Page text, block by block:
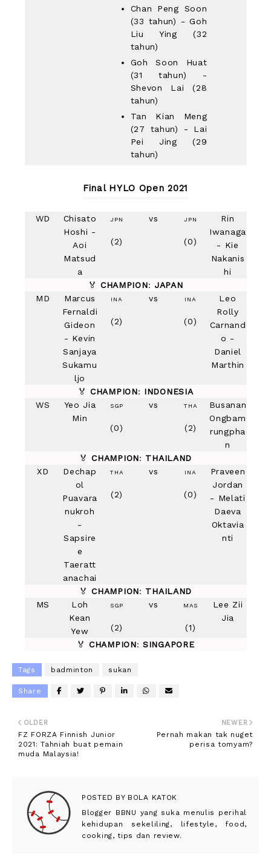
Chan Peng Soon
(33 tahun) - Goh
Liu Ying (32
tahun)
Goh Soon Huat
(31 tahun) -
Shevon Lai (28
tahun)
Tan Kian Meng
(27 tahun) - Lai
Pei Jing (29
tahun)
Final HYLO Open 2021
WD
Chisato
Hoshi -
Aoi
Matsud
a
JPN
(2)
vs JPN
(0)
Rin
Iwanaga
- Kie
Nakanis
hi
🏅 CHAMPION: JAPAN
MD
Marcus
Fernaldi
Gideon
- Kevin
Sanjaya
Sukamu
ljo
INA
(2)
vs INA
(0)
Leo
Rolly
Carnand
o -
Daniel
Marthin
🏅CHAMPION: INDONESIA
WS
Yeo Jia
Min
SGP
(0)
vs THA
(2)
Busanan
Ongbam
rungpha
n
🏅CHAMPION: THAILAND
XD
Dechap
ol
Puavara
nukroh
-
Sapsire
e
Taeratt
anachai
THA
(2)
vs INA
(0)
Praveen
Jordan
- Melati
Daeva
Oktavia
nti
🏅CHAMPION: THAILAND
MS
Loh
Kean
Yew
SGP
(2)
vs MAS
(1)
Lee Zii
Jia
🏅CHAMPION:SINGAPORE
Tags badminton sukan
Share
NEWER
Pernah makan tak nuget
perisa tomyam?
OLDER
FZ FORZA Finnish Junior
2021: Tahniah buat pemain
muda Malaysia!
POSTED BYBOLA KATOK
Blogger BBNU yang suka menulis perihal
kehidupan sekeliling, lifestyle, food,
cooking, tips dan review.